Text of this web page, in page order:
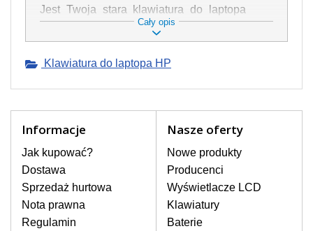
Jest Twoja stara klawiatura do laptopa
HP Pavilion dv6-2133se mechanicznie
uszkodzona, polałeś ją płynem, który
swojej pozycji? Kup nową klawiaturę,
Oferujemy oryginalne klawiatury w
stronie internetowej ją znajdziesz za
pomocy wyszukiwarki. Wystarczy znać
model laptopa. Przy każdej klawiaturze
nie może brakować szczególowe zdjęcie
do aktualnego stanu naszego magazynu.
Cały opis
Klawiatura do laptopa HP
Informacje
Jak kupować?
Dostawa
Sprzedaż hurtowa
Nota prawna
Regulamin
Nasze oferty
Nowe produkty
Producenci
Wyświetlacze LCD
Klawiatury
Baterie